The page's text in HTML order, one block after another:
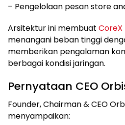
– Pengelolaan pesan store
Arsitektur ini membuat
menangani beban tinggi
memberikan pengalaman
berbagai kondisi jaringan.
Pernyataan CEO
Founder, Chairman & CEO
menyampaikan: